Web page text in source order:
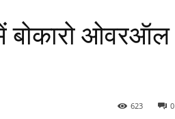
बोकारो ओवरऑल
0
623